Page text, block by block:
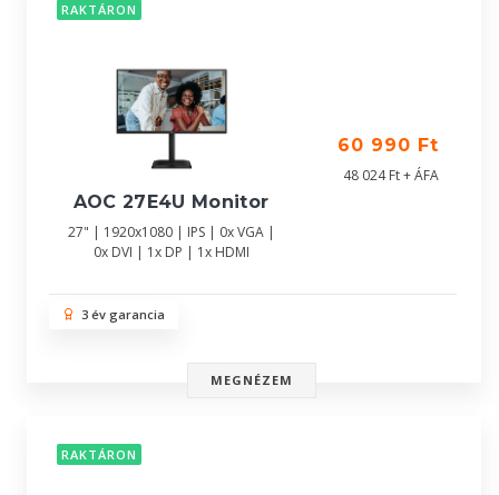
RAKTÁRON
AOC 27E4U Monitor
27" | 1920x1080 | IPS | 0x VGA |
0x DVI | 1x DP | 1x HDMI
60 990 Ft
48 024 Ft + ÁFA
3 év garancia
MEGNÉZEM
RAKTÁRON